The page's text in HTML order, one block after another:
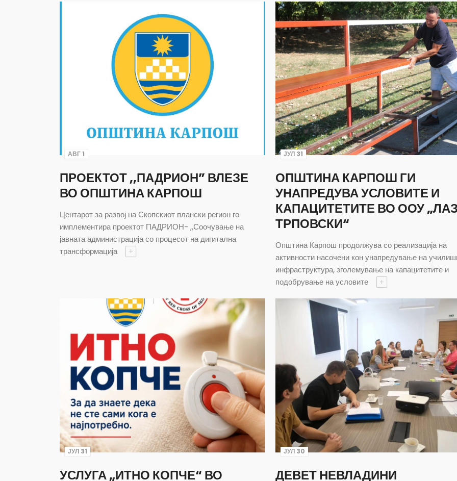
АВГ 1
ПРОЕКТОТ ,,ПАДРИОН” ВЛЕЗЕ
ВО ОПШТИНА КАРПОШ
Центарот за развој на Скопскиот плански регион го
имплементира проектот ПАДРИОН- ,,Соочување на
јавната администрација со процесот на дигитална
трансформација
+
ЈУЛ 31
ОПШТИНА КАРПОШ ГИ
УНАПРЕДУВА УСЛОВИТЕ И
КАПАЦИТЕТИТЕ ВО ООУ
ТРПОВСКИ“
Општина Карпош продолжува со реализација на
активности насочени кон унапредување на
инфраструктура, зголемување на капацитетите и
подобрување на условите
+
ЈУЛ 31
УСЛУГА „ИТНО КОПЧЕ“ ВО
ЈУЛ 30
ДЕВЕТ НЕВЛАДИНИ